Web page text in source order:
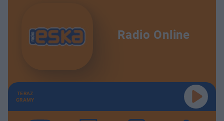
Radio Online
TERAZ
GRAMY